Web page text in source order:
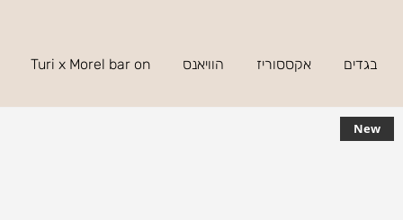
בגדים אקססוריז הוויאנס Turi x Morel bar on
New